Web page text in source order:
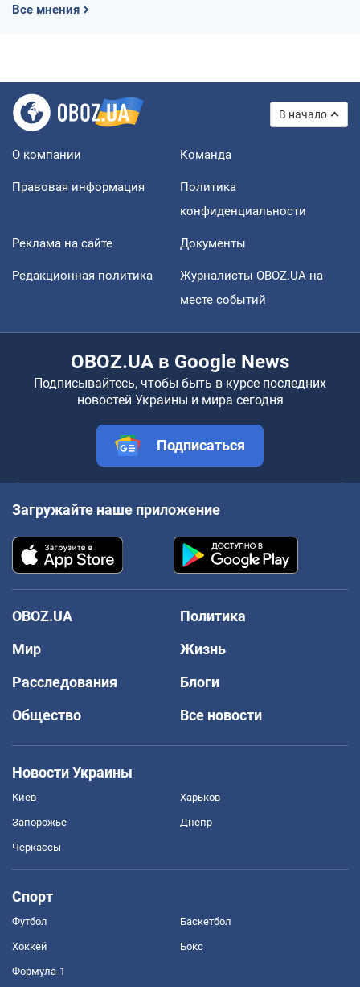
Все мнения
В начало
О компании Команда
Правовая информация
Политика
конфиденциальности
Реклама на сайте Документы
Редакционная политика
Журналисты OBOZ.UA на
месте событий
OBOZ.UA в Google News
Подписывайтесь, чтобы быть в курсе последних
новостей Украины и мира сегодня
Подписаться
Загружайте наше приложение
OBOZ.UA
Политика
Мир
Жизнь
Расследования
Блоги
Общество
Все новости
Новости Украины
Киев Харьков
Запорожье Днепр
Черкассы
Спорт
Футбол Баскетбол
Хоккей Бокс
Формула-1